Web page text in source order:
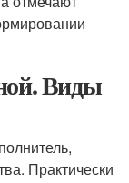
Виды
Практически